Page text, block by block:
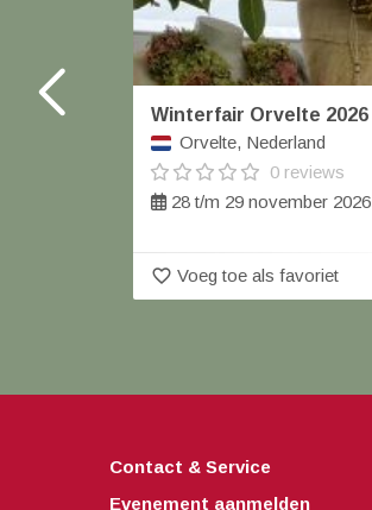
Winterfair Orvelte 2026
Orvelte, Nederland
0 reviews
28 t/m 29 november 2026
favorite_border Voeg toe als favoriet
Contact & Service
Evenement aanmelden